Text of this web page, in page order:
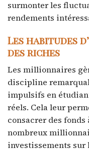
surmonter les
rendements
Les habitudes
des riches
Les millionnaires
discipline
impulsifs en
réels. Cela leur
consacrer des fonds
nombreux
investissements sur